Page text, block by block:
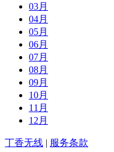
03月
04月
05月
06月
07月
08月
09月
10月
11月
12月
丁香无线 服务条款